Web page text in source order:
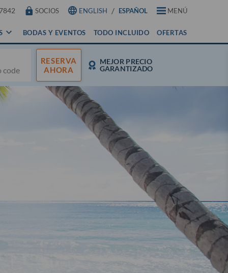
SOCIOS ENGLISH / ESPAÑOL MENÚ
BODAS Y EVENTOS TODO INCLUIDO OFERTAS
RESERVA
AHORA
MEJOR PRECIO
GARANTIZADO